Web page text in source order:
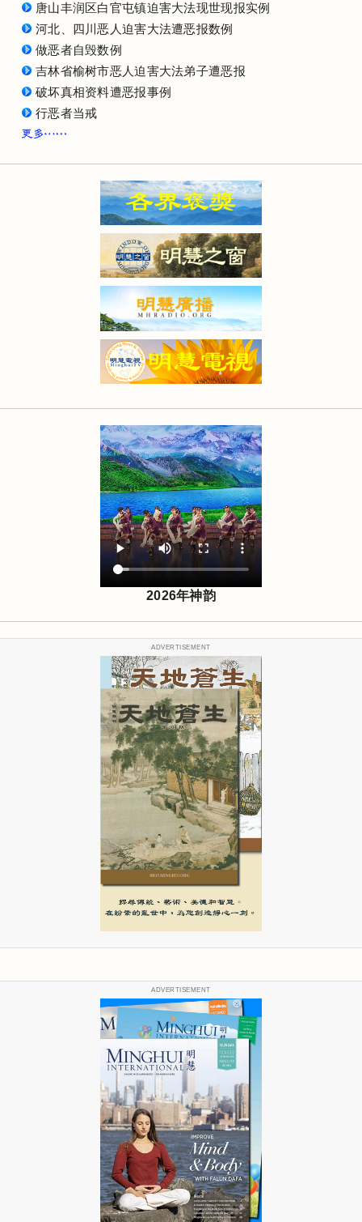
唐山丰润区白官屯镇迫害大法现世现报实例
河北、四川恶人迫害大法遭恶报数例
做恶者自毁数例
吉林省榆树市恶人迫害大法弟子遭恶报
破坏真相资料遭恶报事例
行恶者当戒
2026年神韵
ADVERTISEMENT
ADVERTISEMENT